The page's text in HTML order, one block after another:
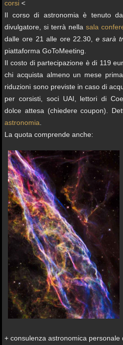
corsi <
Il corso di astronomia è tenuto da
divulgatore, si terrà nellasala
dalle ore 21 alle ore 22.30, e sarà
piattaforma GoToMeeting.
Il costo di partecipazione è di 119
chi acquista almeno un mese
riduzioni sono previste in caso di
per corsisti, soci UAI, lettori di
dolce attesa (chiedere coupon).
astronomia.
La quota comprende anche:
+ consulenza astronomica personale